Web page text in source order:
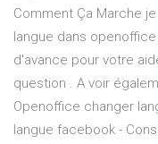
Comment Ça Marche
langue dans
d'avance pour votre
question . A voir
Openoffice changer
langue facebook -